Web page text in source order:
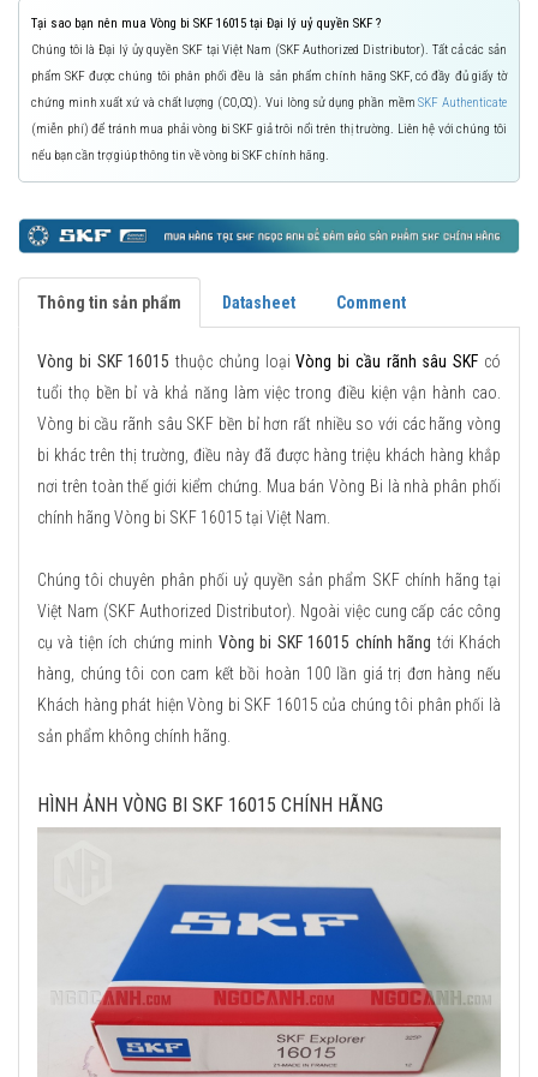
Tại sao bạn nên mua Vòng bi SKF 16015 tại Đại lý uỷ quyền SKF ?
Chúng tôi là Đại lý ủy quyền SKF tại Việt Nam (SKF Authorized Distributor). Tất cả các sản
phẩm SKF được chúng tôi phân phối đều là sản phẩm chính hãng SKF, có đầy đủ giấy tờ
chứng minh xuất xứ và chất lượng (CO,CQ). Vui lòng sử dụng phần mềmSKF Authenticate
(miễn phí) để tránh mua phải vòng bi SKF giả trôi nổi trên thị trường. Liên hệ với chúng tôi
nếu bạn cần trợ giúp thông tin về vòng bi SKF chính hãng.
Thông tin sản phẩm Datasheet Comment
Vòng bi SKF 16015 thuộc chủng loạiVòng bi cầu rãnh sâu SKF có
tuổi thọ bền bỉ và khả năng làm việc trong điều kiện vận hành cao.
Vòng bi cầu rãnh sâu SKF bền bỉ hơn rất nhiều so với các hãng vòng
bi khác trên thị trường, điều này đã được hàng triệu khách hàng khắp
nơi trên toàn thế giới kiểm chứng. Mua bán Vòng Bi là nhà phân phối
chính hãng Vòng bi SKF 16015 tại Việt Nam.
Chúng tôi chuyên phân phối uỷ quyền sản phẩm SKF chính hãng tại
Việt Nam (SKF Authorized Distributor). Ngoài việc cung cấp các công
cụ và tiện ích chứng minh Vòng bi SKF 16015 chính hãng tới Khách
hàng, chúng tôi con cam kết bồi hoàn 100 lần giá trị đơn hàng nếu
Khách hàng phát hiện Vòng bi SKF 16015 của chúng tôi phân phối là
sản phẩm không chính hãng.
HÌNH ẢNH VÒNG BI SKF 16015 CHÍNH HÃNG